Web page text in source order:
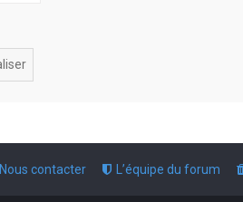
L’équipe du forum
Nous contacter